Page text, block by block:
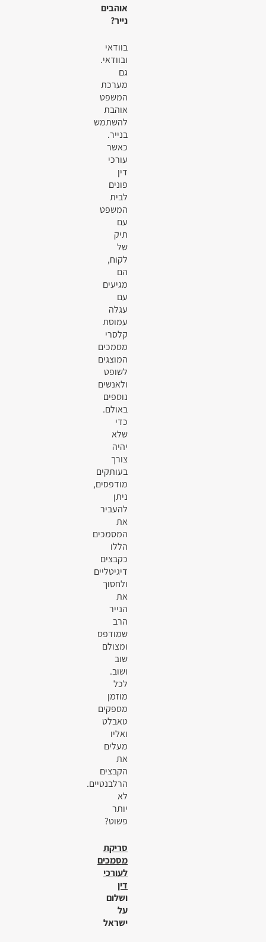
אוהבים
נייר?
בוודאי
ובוודאי.
גם
מערכת
המשפט
אוהבת
להשתמש
בנייר.
כאשר
עורכי
דין
פונים
לבית
המשפט
עם
תיק
של
לקוח,
הם
מגיעים
עם
עגלה
עמוסת
קלסרי
מסמכים
המוצגים
לשופט
ולאנשים
נוספים
באולם.
כדי
שלא
יהיה
צורך
בעותקים
מודפסים,
ניתן
להעביר
את
המסמכים
הללו
כקבצים
דיגיטליים
ולחסוך
את
הנייר
הרב
שמודפס
ומצולם
שוב
ושוב.
לכל
מוזמן
מספקים
טאבלט
ואליו
מעלים
את
הקבצים
הרלבנטיים.
לא
יותר
פשוט?
סריקת
מסמכים
לעורכי
דין
ושלום
על
ישראל